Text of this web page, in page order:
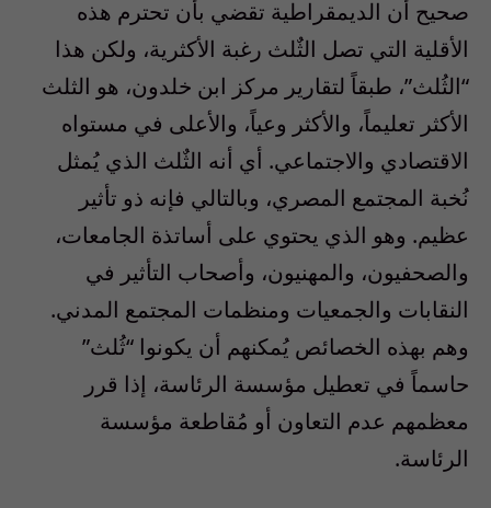
صحيح أن الديمقراطية تقضي بأن تحترم هذه
الأقلية التي تصل الثٌلث رغبة الأكثرية، ولكن هذا
“الثُلث”، طبقاً لتقارير مركز ابن خلدون، هو الثلث
الأكثر تعليماً، والأكثر وعياً، والأعلى في مستواه
الاقتصادي والاجتماعي. أي أنه الثٌلث الذي يُمثل
نُخبة المجتمع المصري، وبالتالي فإنه ذو تأثير
عظيم. وهو الذي يحتوي على أساتذة الجامعات،
والصحفيون، والمهنيون، وأصحاب التأثير في
النقابات والجمعيات ومنظمات المجتمع المدني.
وهم بهذه الخصائص يُمكنهم أن يكونوا “ثُلث”
حاسماً في تعطيل مؤسسة الرئاسة، إذا قرر
معظمهم عدم التعاون أو مُقاطعة مؤسسة
الرئاسة.